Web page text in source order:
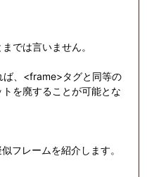
では言いません。
ば、<frame>タグと同等の
を廃することが可能とな
フレームを紹介します。